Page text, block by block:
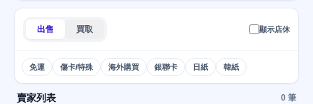
出售 買取 顯示店休
免運 傷卡/特殊 海外購買 銀聯卡 日紙 韓紙
賣家列表 0 筆